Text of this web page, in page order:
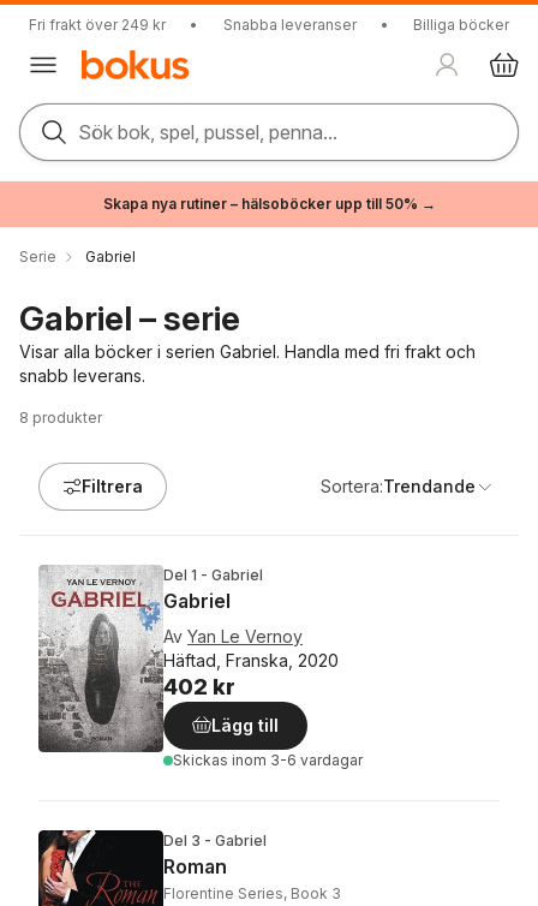
Fri frakt över 249 kr • Snabba leveranser • Billiga böcker
Sök bok, spel, pussel, penna...
Skapa nya rutiner – hälsoböcker upp till 50% →
Serie Gabriel
Gabriel – serie
Visar alla böcker i serien Gabriel. Handla med fri frakt och
snabb leverans.
8 produkter
Filtrera Sortera:Trendande
Del 1 - Gabriel
Gabriel
Av Yan Le Vernoy
Häftad, Franska, 2020
402 kr
Lägg till
Skickas inom 3-6 vardagar
Del 3 - Gabriel
Roman
Florentine Series, Book 3